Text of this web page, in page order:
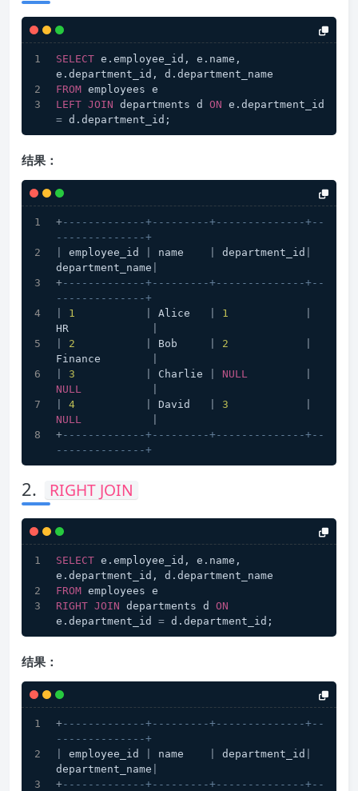
SELECT e.employee_id, e.name,
e.department_id, d.department_name
FROM employees e
LEFT JOIN departments d ON
= d.department_id;
结果：
+-------------+---------+--------------+--
--------------+
employee_id name department_id
department_name
+-------------+---------+--------------+--
--------------+
1 Alice 1
HR
2 Bob 2
Finance
3 Charlie NULL
NULL
4 David 3
NULL
+-------------+---------+--------------+--
--------------+
2. RIGHT JOIN
SELECT e.employee_id, e.name,
e.department_id, d.department_name
FROM employees e
RIGHT JOIN departments d ON
e.department_id = d.department_id;
结果：
+-------------+---------+--------------+--
--------------+
employee_id name department_id
department_name
+-------------+---------+--------------+--